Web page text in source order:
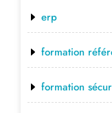
erp
formation
formation